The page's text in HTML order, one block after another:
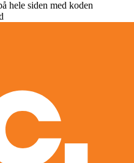
hele siden med koden